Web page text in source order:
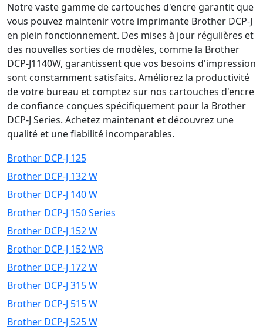
Notre vaste gamme de cartouches d'encre garantit que
vous pouvez maintenir votre imprimante Brother DCP-J
en plein fonctionnement. Des mises à jour régulières et
des nouvelles sorties de modèles, comme la Brother
DCP-J1140W, garantissent que vos besoins d'impression
sont constamment satisfaits. Améliorez la productivité
de votre bureau et comptez sur nos cartouches d'encre
de confiance conçues spécifiquement pour la Brother
DCP-J Series. Achetez maintenant et découvrez une
qualité et une fiabilité incomparables.
Brother DCP-J 125
Brother DCP-J 132 W
Brother DCP-J 140 W
Brother DCP-J 150 Series
Brother DCP-J 152 W
Brother DCP-J 152 WR
Brother DCP-J 172 W
Brother DCP-J 315 W
Brother DCP-J 515 W
Brother DCP-J 525 W